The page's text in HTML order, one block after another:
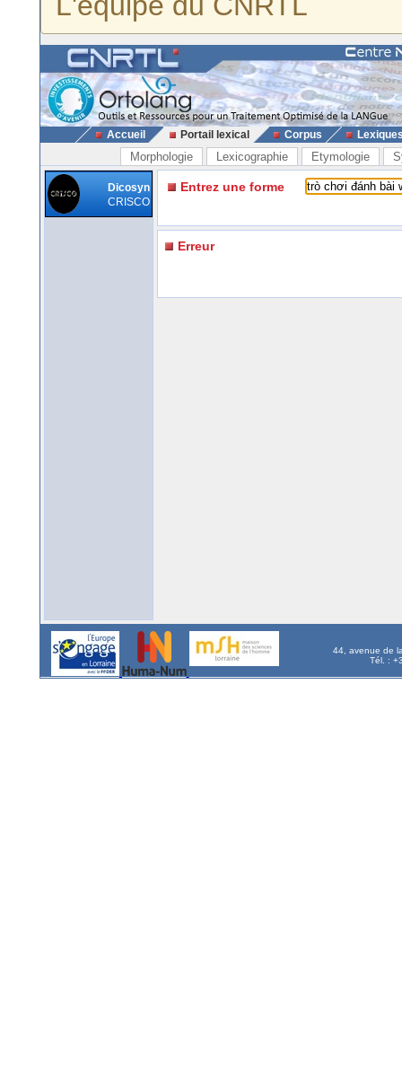
Accueil Portail lexical Corpus
Morphologie Lexicographie Etymologie
Dicosyn
CRISCO
Entrez une forme
Erreur
44, avenue de
Tél. :